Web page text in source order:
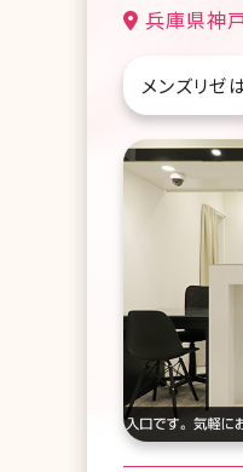
兵庫県神
メンズリゼ